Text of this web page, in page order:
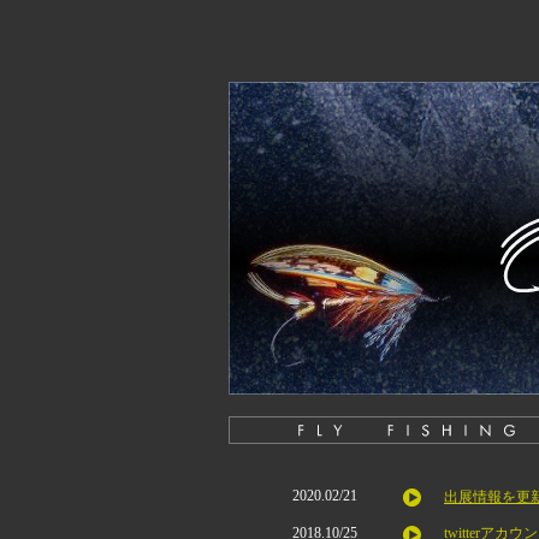
2020.02/21 出展情報を更
2018.10/25
twitterアカウ